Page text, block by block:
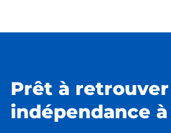
Prêt à
indépendance